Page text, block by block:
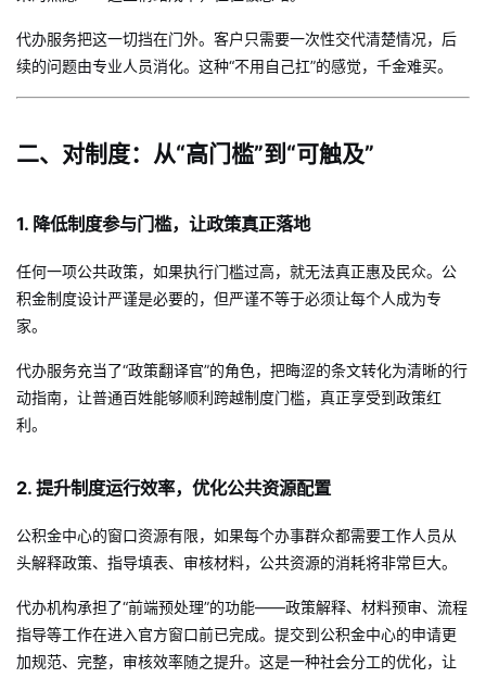
代办服务把这一切挡在门外。客户只需要一次性交代清楚情况，后
续的问题由专业人员消化。这种“不用自己扛”的感觉，千金难买。
二、对制度：从“高门槛”到“可触及”
1. 降低制度参与门槛，让政策真正落地
任何一项公共政策，如果执行门槛过高，就无法真正惠及民众。公
积金制度设计严谨是必要的，但严谨不等于必须让每个人成为专
家。
代办服务充当了“政策翻译官”的角色，把晦涩的条文转化为清晰的行
动指南，让普通百姓能够顺利跨越制度门槛，真正享受到政策红
利。
2. 提升制度运行效率，优化公共资源配置
公积金中心的窗口资源有限，如果每个办事群众都需要工作人员从
头解释政策、指导填表、审核材料，公共资源的消耗将非常巨大。
代办机构承担了“前端预处理”的功能——政策解释、材料预审、流程
指导等工作在进入官方窗口前已完成。提交到公积金中心的申请更
加规范、完整，审核效率随之提升。这是一种社会分工的优化，让